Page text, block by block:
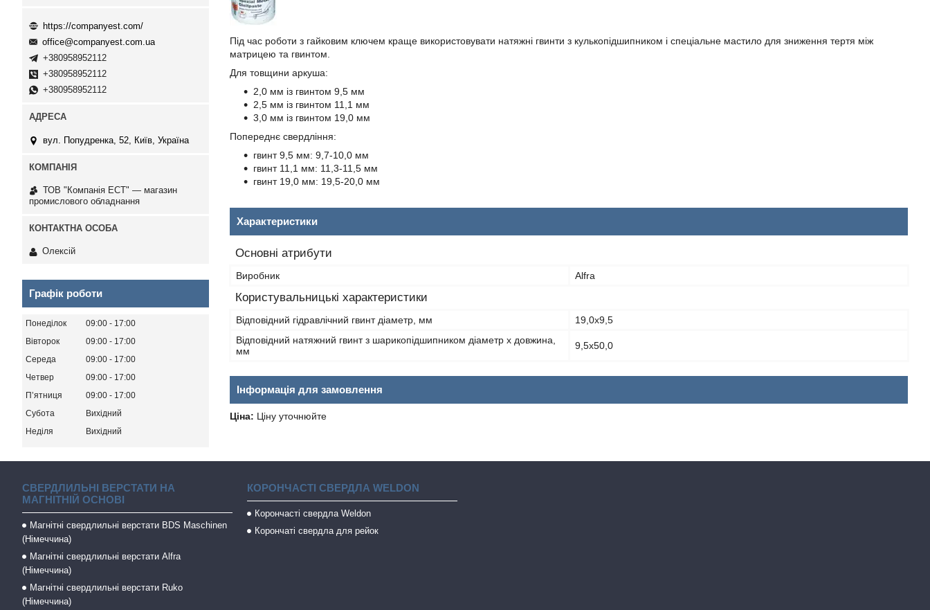
Під час роботи з гайковим ключем краще використовувати натяжні гвинти з кулькопідшипником і спеціальне мастило для зниження тертя між
матрицею та гвинтом.
Для товщини аркуша:
2,0 мм із гвинтом 9,5 мм
2,5 мм із гвинтом 11,1 мм
3,0 мм із гвинтом 19,0 мм
Попереднє свердління:
гвинт 9,5 мм: 9,7-10,0 мм
гвинт 11,1 мм: 11,3-11,5 мм
гвинт 19,0 мм: 19,5-20,0 мм
Характеристики
Основні атрибути
Виробник Alfra
Користувальницькі характеристики
Відповідний гідравлічний гвинт діаметр, мм
19,0х9,5
Відповідний натяжний гвинт з шарикопідшипником діаметр х довжина,
мм
9,5х50,0
Інформація для замовлення
Ціна: Ціну уточнюйте
https://companyest.com/
office@companyest.com.ua
+380958952112
+380958952112
+380958952112
вул. Попудренка, 52, Київ, Україна
ТОВ "Компанія ЕСТ" — магазин
промислового обладнання
Олексій
Графік роботи
Понеділок 09:00
17:00
Вівторок
09:00
17:00
Середа
09:00
17:00
Четвер
09:00
17:00
Пʼятниця
09:00
17:00
Субота
Вихідний
Неділя
Вихідний
СВЕРДЛИЛЬНІ ВЕРСТАТИ НА
МАГНІТНІЙ ОСНОВІ
Магнітні свердлильні верстати BDS Maschinen
(Німеччина)
Магнітні свердлильні верстати Alfra
(Німеччина)
Магнітні свердлильні верстати Ruko
(Німеччина)
КОРОНЧАСТІ СВЕРДЛА WELDON
Корончасті свердла Weldon
Корончаті свердла для рейок